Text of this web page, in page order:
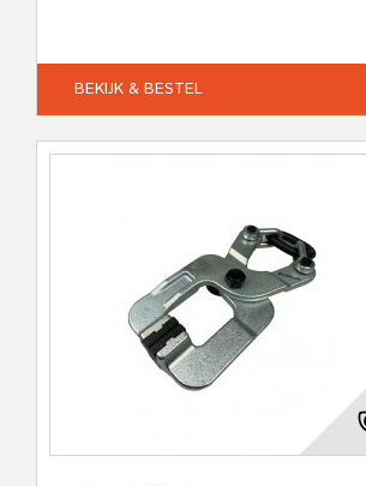
BEKIJK & BESTEL